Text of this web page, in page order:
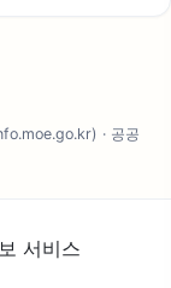
· 공공
서비스